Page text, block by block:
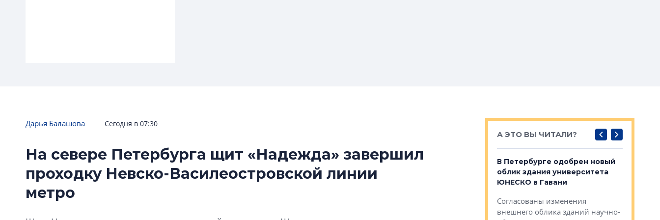
Петербург получил
футуристическую библиотеку
имени Маяковского
Дарья Балашова Сегодня в 07:30
На севере Петербурга щит «Надежда» завершил
проходку Невско-Василеостровской линии
метро
А ЭТО ВЫ ЧИТАЛИ?
Усадьба Торосово — антидот
от эпохи фальш-панелей
В Петербурге одобрен новый
облик здания университета
ЮНЕСКО в Гавани
Согласованы изменения
внешнего облика зданий научно-